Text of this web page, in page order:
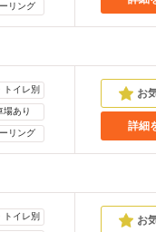
リング
トイレ別
場あり
リング
詳細
トイレ別